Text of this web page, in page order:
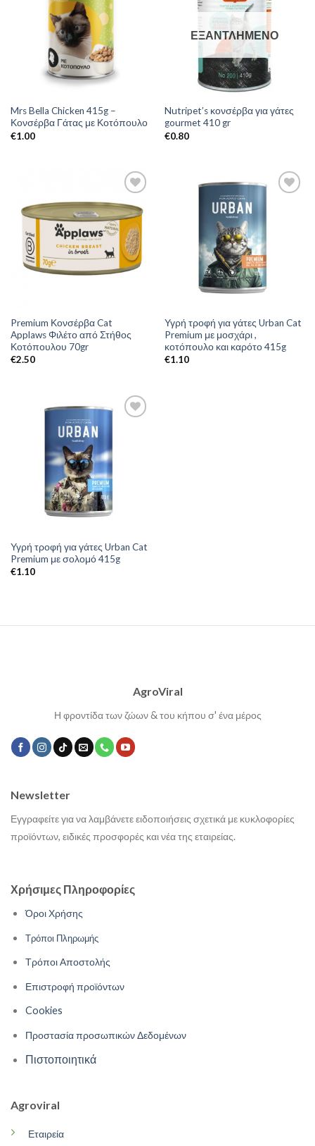
Mrs Bella Chicken 415g –
Κονσέρβα Γάτας με Κοτόπουλο
€1.00
ΕΞΑΝΤΛΗΜΈΝΟ
Nutripet’s κονσέρβα για γάτες
gourmet 410 gr
€0.80
Premium Κονσέρβα Cat
Applaws Φιλέτο από Στήθος
Κοτόπουλου 70gr
€2.50
Υγρή τροφή για γάτες Urban Cat
Premium με μοσχάρι ,
κοτόπουλο και καρότο 415g
€1.10
Υγρή τροφή για γάτες Urban Cat
Premium με σολομό 415g
€1.10
AgroViral
Η φροντίδα των ζώων & του κήπου σ' ένα μέρος
Χρήσιμες Πληροφορίες
Όροι Χρήσης
Τρόποι Πληρωμής
Τρόποι Αποστολής
Επιστροφή προϊόντων
Cookies
Προστασία προσωπικών Δεδομένων
Πιστοποιητικά
Agroviral
Εταιρεία
Newsletter
Εγγραφείτε για να λαμβάνετε ειδοποιήσεις σχετικά με κυκλοφορίες
προϊόντων, ειδικές προσφορές και νέα της εταιρείας.